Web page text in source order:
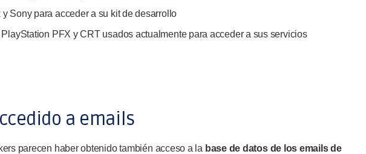
Sony para acceder a su kit de desarrollo
PFX y CRT usados actualmente para acceder a sus servicios
a emails
parecen haber obtenido también acceso a la base de datos de los emails de